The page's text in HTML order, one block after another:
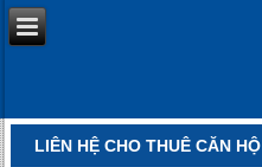
LIÊN HỆ CHO THUÊ CĂN HỘ